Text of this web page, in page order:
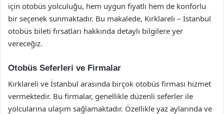
için otobüs yolculuğu, hem uygun fiyatlı hem de konforlu
bir seçenek sunmaktadır. Bu makalede, Kırklareli – İstanbul
otobüs bileti fırsatları hakkında detaylı bilgilere yer
vereceğiz.
Otobüs Seferleri ve Firmalar
Kırklareli ve İstanbul arasında birçok otobüs firması hizmet
vermektedir. Bu firmalar, genellikle düzenli seferler ile
yolcularına ulaşım sağlamaktadır. Özellikle yaz aylarında ve